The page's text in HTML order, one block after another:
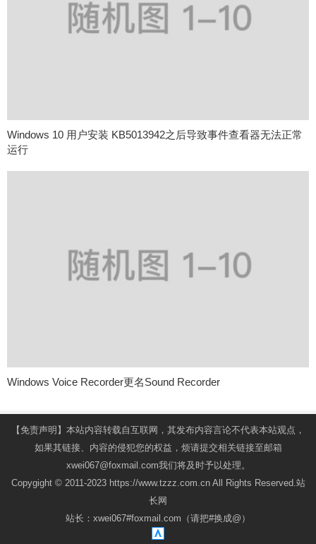
Windows 10 用户安装 KB5013942之后导致事件查看器无法正常
运行
Windows Voice Recorder更名Sound Recorder
【免责声明】本站内容转载自互联网，其发布内容言论不代表本站观点，
如果其链接、内容的侵犯您的权益，烦请提交相关链接至邮箱
xwei067@foxmail.com我们将及时予以处理。
Copygight © 2011-2023 https://www.tzzz.com.cn All Rights Reserved.站
长网
站长：xwei067#foxmail.com（请把#换成@）